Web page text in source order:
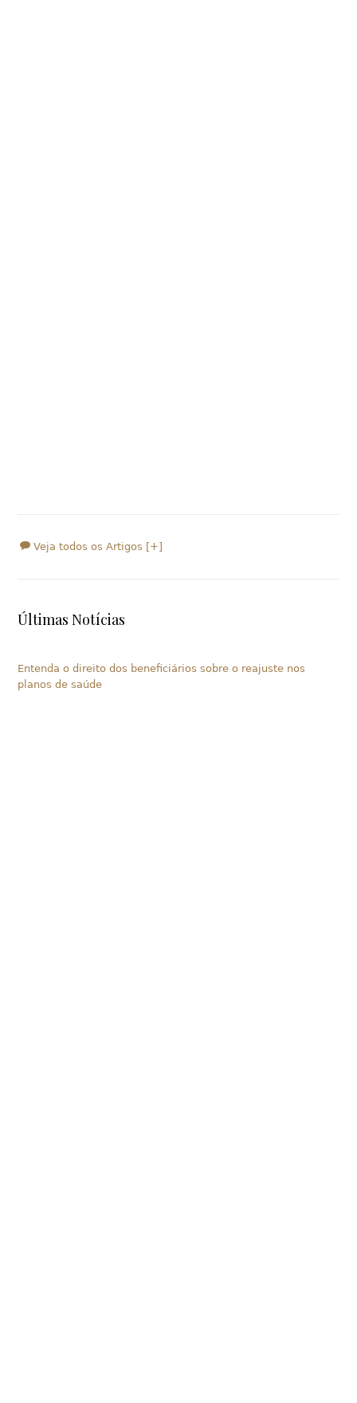
Veja todos os Artigos [+]
Últimas Notícias
Entenda o direito dos beneficiários sobre o reajuste nos
planos de saúde